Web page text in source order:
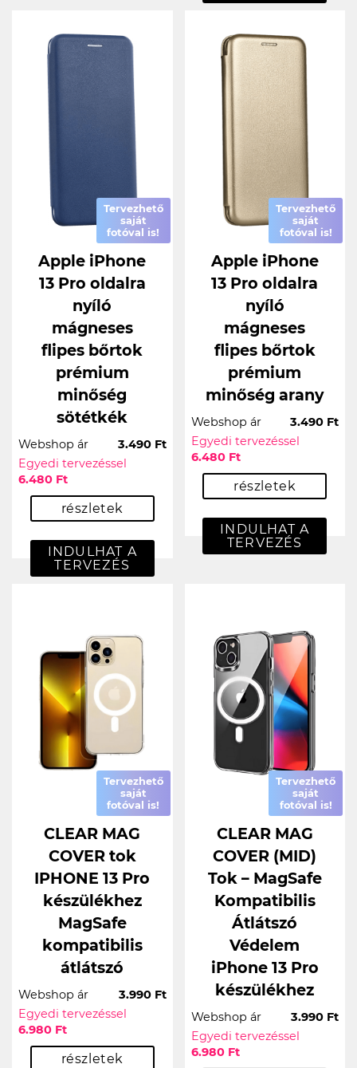
Tervezhető
saját
fotóval is!
Apple iPhone
13 Pro oldalra
nyíló
mágneses
flipes bőrtok
prémium
minőség
sötétkék
Webshop ár
3.490 Ft
Egyedi tervezéssel
6.480 Ft
részletek
INDULHAT A
TERVEZÉS
Tervezhető
saját
fotóval is!
Apple iPhone
13 Pro oldalra
nyíló
mágneses
flipes bőrtok
prémium
minőség arany
Webshop ár
3.490 Ft
Egyedi tervezéssel
6.480 Ft
részletek
INDULHAT A
TERVEZÉS
Tervezhető
saját
fotóval is!
CLEAR MAG
COVER tok
IPHONE 13 Pro
készülékhez
MagSafe
kompatibilis
átlátszó
Webshop ár
3.990 Ft
Egyedi tervezéssel
6.980 Ft
részletek
Tervezhető
saját
fotóval is!
CLEAR MAG
COVER (MID)
Tok – MagSafe
Kompatibilis
Átlátszó
Védelem
iPhone 13 Pro
készülékhez
Webshop ár
3.990 Ft
Egyedi tervezéssel
6.980 Ft